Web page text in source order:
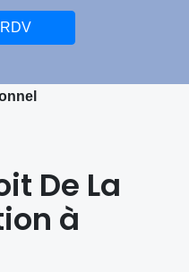
De La
à